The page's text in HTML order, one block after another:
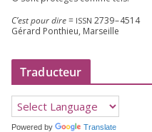
C’est pour dire= ISSN 2739–4514
Gérard Ponthieu, Marseille
Traducteur
Powered by Translate